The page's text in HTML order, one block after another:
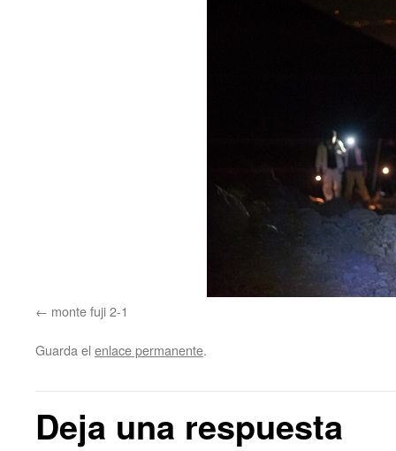
monte fuji 2-1
Guarda el enlace permanente.
Deja una respuesta